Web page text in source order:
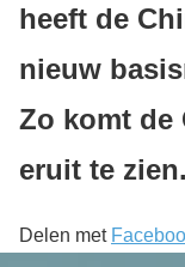
heeft de
nieuw
Zo komt de
eruit te zien.
Delen met